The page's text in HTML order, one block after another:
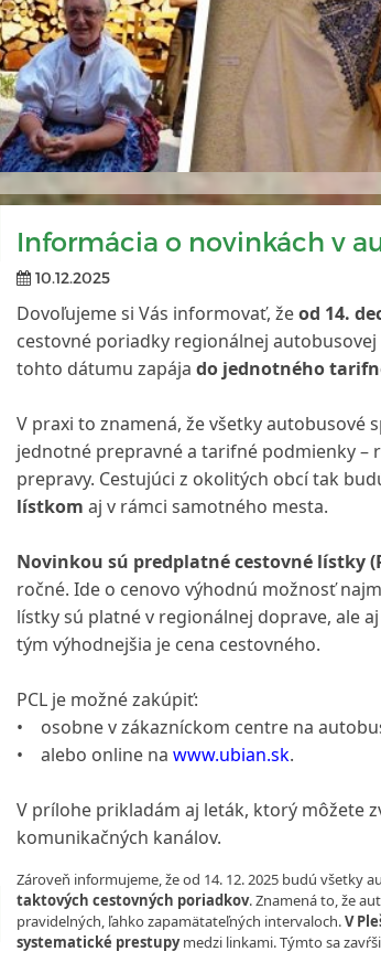
Informácia o novinkách v
10.12.2025
Dovoľujeme si Vás informovať, žeod 14.
cestovné poriadky regionálnej
tohto dátumu zapája do jednotného
V praxi to znamená, že všetky autobusové
jednotné prepravné a tarifné podmienky –
prepravy. Cestujúci z okolitých obcí tak
lístkom aj v rámci samotného mesta.
Novinkou sú predplatné cestovné lístky
ročné. Ide o cenovo výhodnú možnosť
lístky sú platné v regionálnej doprave, ale
tým výhodnejšia je cena cestovného.
PCL je možné zakúpiť:
• osobne v zákazníckom centre na
• alebo online na www.ubian.sk.
V prílohe prikladám aj leták, ktorý môžete
komunikačných kanálov.
Zároveň informujeme, že od 14. 12. 2025 budú všetky
taktových cestovných poriadkov. Znamená to, že
pravidelných, ľahko zapamätateľných intervaloch.V
systematické prestupymedzi linkami. Týmto sa